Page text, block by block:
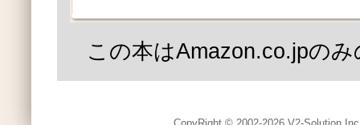
この本はAmazon.co.jpの